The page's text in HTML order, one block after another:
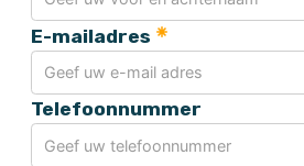
E-mailadres
Telefoonnummer